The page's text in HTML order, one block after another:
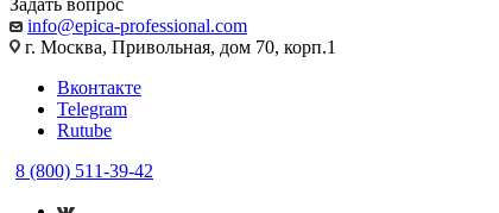
Задать вопрос
info@epica-professional.com
г. Москва, Привольная, дом 70, корп.1
Вконтакте
Telegram
Rutube
8 (800) 511-39-42